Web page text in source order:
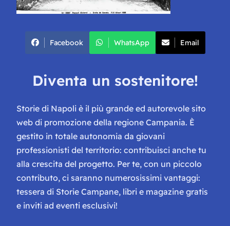
Facebook WhatsApp Email
Diventa un sostenitore!
Storie di Napoli è il più grande ed autorevole sito
web di promozione della regione Campania. È
gestito in totale autonomia da giovani
professionisti del territorio: contribuisci anche tu
alla crescita del progetto. Per te, con un piccolo
contributo, ci saranno numerosissimi vantaggi:
tessera di Storie Campane, libri e magazine gratis
e inviti ad eventi esclusivi!